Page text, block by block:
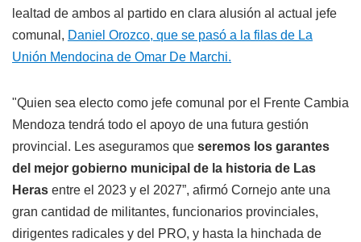
lealtad de ambos al partido en clara alusión al actual jefe
comunal, Daniel Orozco, que se pasó a la filas de La
Unión Mendocina de Omar De Marchi.
"Quien sea electo como jefe comunal por el Frente Cambia
Mendoza tendrá todo el apoyo de una futura gestión
provincial. Les aseguramos que seremos los garantes
del mejor gobierno municipal de la historia de Las
Heras entre el 2023 y el 2027”, afirmó Cornejo ante una
gran cantidad de militantes, funcionarios provinciales,
dirigentes radicales y del PRO, y hasta la hinchada de